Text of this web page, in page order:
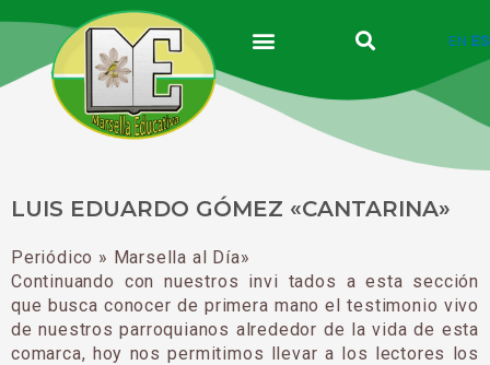
contenido
EN ES
LUIS EDUARDO GÓMEZ «CANTARINA»
Periódico » Marsella al Día»
Continuando con nuestros invi tados a esta sección
que busca conocer de primera mano el testimonio vivo
de nuestros parroquianos alrededor de la vida de esta
comarca, hoy nos permitimos llevar a los lectores los